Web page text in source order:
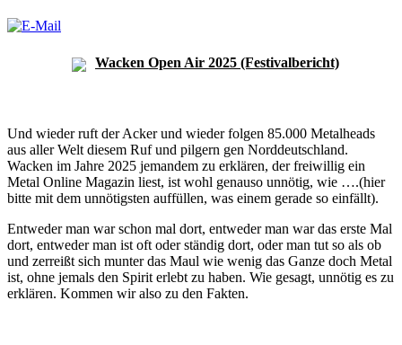
Wacken Open Air 2025 (Festivalbericht)
Und wieder ruft der Acker und wieder folgen 85.000 Metalheads
aus aller Welt diesem Ruf und pilgern gen Norddeutschland.
Wacken im Jahre 2025 jemandem zu erklären, der freiwillig ein
Metal Online Magazin liest, ist wohl genauso unnötig, wie ….(hier
bitte mit dem unnötigsten auffüllen, was einem gerade so einfällt).
Entweder man war schon mal dort, entweder man war das erste Mal
dort, entweder man ist oft oder ständig dort, oder man tut so als ob
und zerreißt sich munter das Maul wie wenig das Ganze doch Metal
ist, ohne jemals den Spirit erlebt zu haben. Wie gesagt, unnötig es zu
erklären. Kommen wir also zu den Fakten.